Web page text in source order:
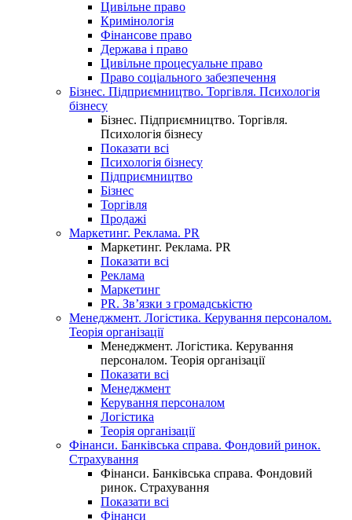
Цивільне право
Кримінологія
Фінансове право
Держава і право
Цивільне процесуальне право
Право соціального забезпечення
Бізнес. Підприємництво. Торгівля. Психологія
бізнесу
Бізнес. Підприємництво. Торгівля.
Психологія бізнесу
Показати всі
Психологія бізнесу
Підприємництво
Бізнес
Торгівля
Продажі
Маркетинг. Реклама. PR
Маркетинг. Реклама. PR
Показати всі
Реклама
Маркетинг
PR. Зв’язки з громадськістю
Менеджмент. Логістика. Керування персоналом.
Теорія організації
Менеджмент. Логістика. Керування
персоналом. Теорія організації
Показати всі
Менеджмент
Керування персоналом
Логістика
Теорія організації
Фінанси. Банківська справа. Фондовий ринок.
Страхування
Фінанси. Банківська справа. Фондовий
ринок. Страхування
Показати всі
Фінанси